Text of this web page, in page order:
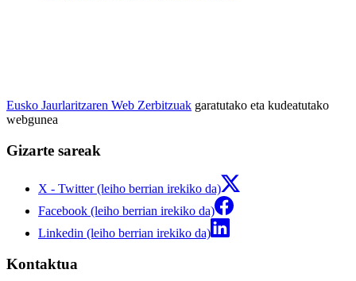
Eusko Jaurlaritzaren Web Zerbitzuak garatutako eta kudeatutako
webgunea
Gizarte sareak
X - Twitter (leiho berrian irekiko da)
Facebook (leiho berrian irekiko da)
Linkedin (leiho berrian irekiko da)
Kontaktua